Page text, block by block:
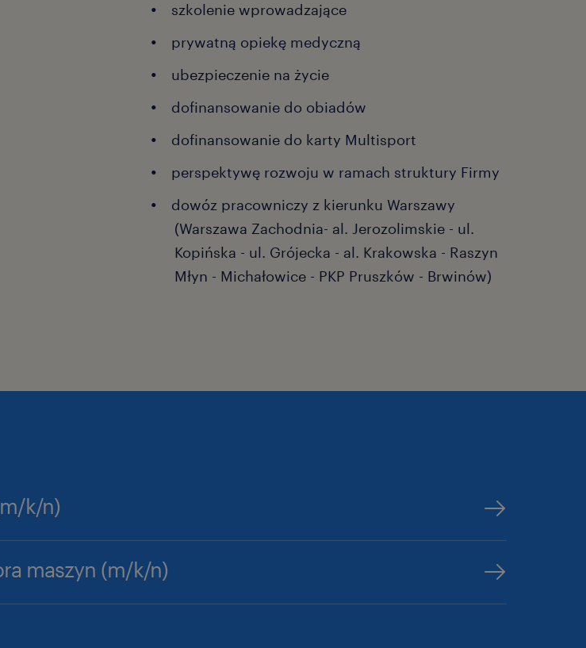
szkolenie wprowadzające
prywatną opiekę medyczną
ubezpieczenie na życie
dofinansowanie do obiadów
dofinansowanie do karty Multisport
perspektywę rozwoju w ramach struktury Firmy
dowóz pracowniczy z kierunku Warszawy
(Warszawa Zachodnia- al. Jerozolimskie - ul.
Kopińska - ul. Grójecka - al. Krakowska - Raszyn
Młyn - Michałowice - PKP Pruszków - Brwinów)
k/n)
maszyn (m/k/n)